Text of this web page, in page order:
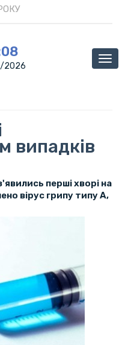
2026
випадків
перші хворі на
вірус грипу типу А,